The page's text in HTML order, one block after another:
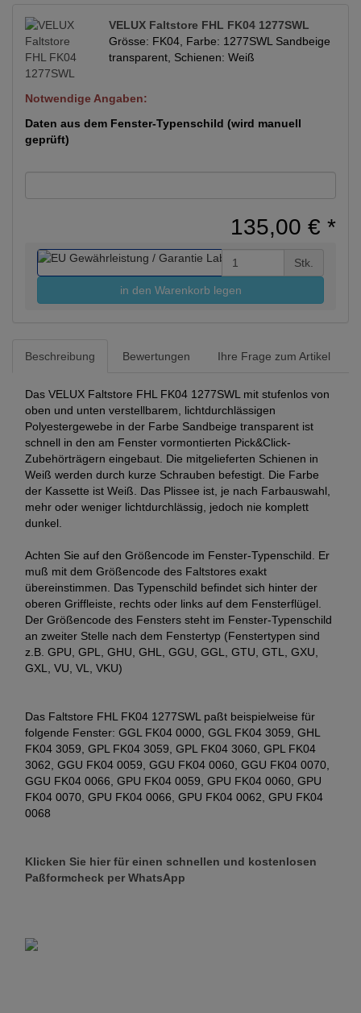
VELUX Faltstore FHL FK04 1277SWL
Grösse: FK04, Farbe: 1277SWL Sandbeige
transparent, Schienen: Weiß
Notwendige Angaben:
Daten aus dem Fenster-Typenschild (wird manuell
geprüft)
135,00 € *
Stk.
in den Warenkorb legen
Beschreibung Bewertungen Ihre Frage zum Artikel
Das VELUX Faltstore FHL FK04 1277SWL mit stufenlos von
oben und unten verstellbarem, lichtdurchlässigen
Polyestergewebe in der Farbe Sandbeige transparent ist
schnell in den am Fenster vormontierten Pick&Click-
Zubehörträgern eingebaut. Die mitgelieferten Schienen in
Weiß werden durch kurze Schrauben befestigt. Die Farbe
der Kassette ist Weiß. Das Plissee ist, je nach Farbauswahl,
mehr oder weniger lichtdurchlässig, jedoch nie komplett
dunkel.
Achten Sie auf den Größencode im Fenster-Typenschild. Er
muß mit dem Größencode des Faltstores exakt
übereinstimmen. Das Typenschild befindet sich hinter der
oberen Griffleiste, rechts oder links auf dem Fensterflügel.
Der Größencode des Fensters steht im Fenster-Typenschild
an zweiter Stelle nach dem Fenstertyp (Fenstertypen sind
z.B. GPU, GPL, GHU, GHL, GGU, GGL, GTU, GTL, GXU,
GXL, VU, VL, VKU)
Das Faltstore FHL FK04 1277SWL paßt beispielweise für
folgende Fenster: GGL FK04 0000, GGL FK04 3059, GHL
FK04 3059, GPL FK04 3059, GPL FK04 3060, GPL FK04
3062, GGU FK04 0059, GGU FK04 0060, GGU FK04 0070,
GGU FK04 0066, GPU FK04 0059, GPU FK04 0060, GPU
FK04 0070, GPU FK04 0066, GPU FK04 0062, GPU FK04
0068
Klicken Sie hier für einen schnellen und kostenlosen
Paßformcheck per WhatsApp